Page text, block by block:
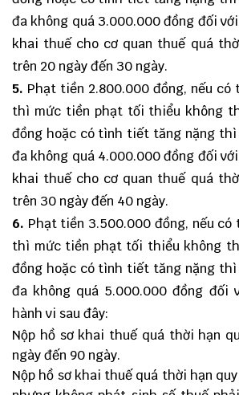
đa không quá 3.000.000 đồng đối
khai thuế cho cơ quan thuế quá
trên 20 ngày đến 30 ngày.
5. Phạt tiền 2.800.000 đồng, nếu
thì mức tiền phạt tối thiểu không
đồng hoặc có tình tiết tăng nặng
đa không quá 4.000.000 đồng đối
khai thuế cho cơ quan thuế quá
trên 30 ngày đến 40 ngày.
6. Phạt tiền 3.500.000 đồng, nếu
thì mức tiền phạt tối thiểu không
đồng hoặc có tình tiết tăng nặng
đa không quá 5.000.000 đồng đối
hành vi sau đây:
Nộp hồ sơ khai thuế quá thời hạn
ngày đến 90 ngày.
Nộp hồ sơ khai thuế quá thời hạn